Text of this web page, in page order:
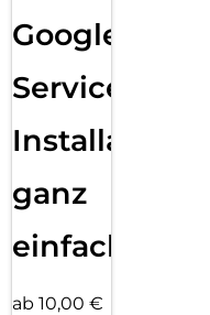
Google
Services
Installation
ganz
einfach
ab 10,00 €